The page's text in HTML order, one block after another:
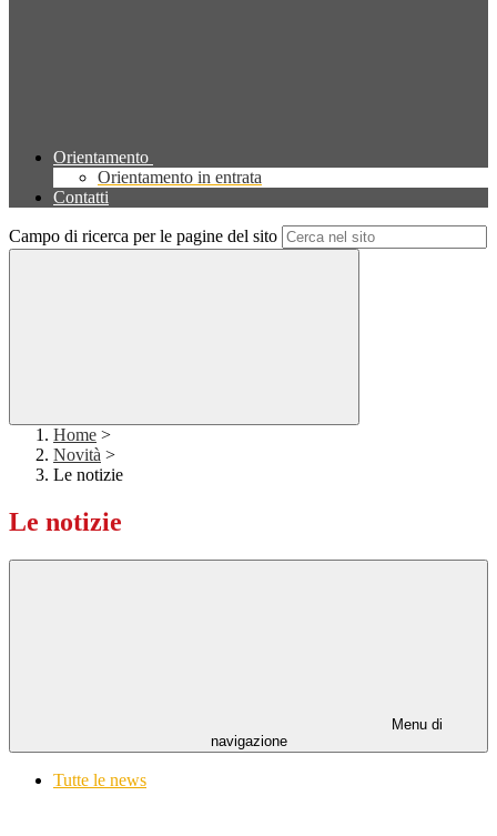
Orientamento
Orientamento in entrata
Contatti
Campo di ricerca per le pagine del sito
Home >
Novità >
Le notizie
Le notizie
Menu di
navigazione
Tutte le news